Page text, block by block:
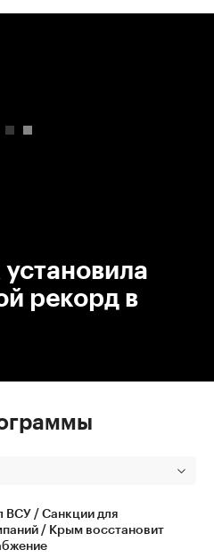
рекорд в
ВСУ / Санкции для
/ Крым восстановит